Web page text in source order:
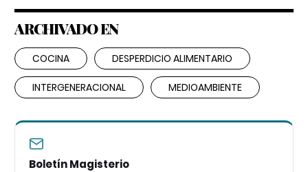
ARCHIVADO EN
COCINA DESPERDICIO ALIMENTARIO
INTERGENERACIONAL MEDIOAMBIENTE
Boletín Magisterio